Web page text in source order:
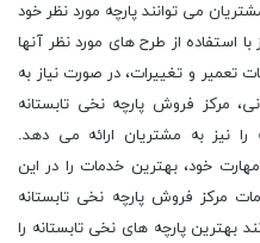
می توانند پارچه مورد نظر خود
استفاده از طرح های مورد نظر آنها
تعمیر و تغییرات، در صورت نیاز به
مرکز فروش پارچه نخی تابستانه
نیز به مشتریان ارائه می دهد.
خود، بهترین خدمات را در این
مرکز فروش پارچه نخی تابستانه
بهترین پارچه های نخی تابستانه را